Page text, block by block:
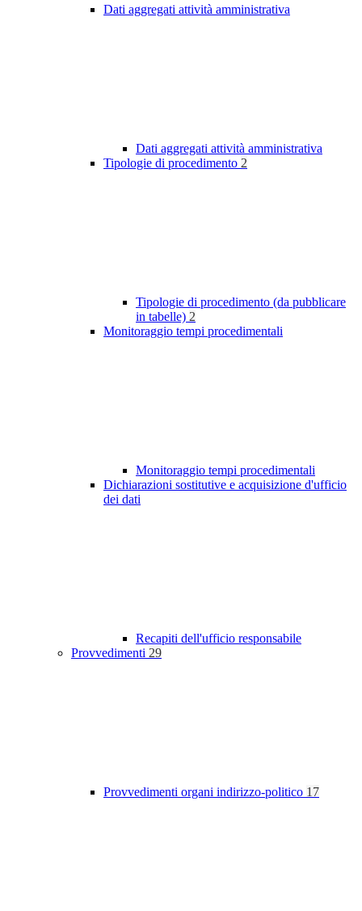
Dati aggregati attività amministrativa
Dati aggregati attività amministrativa
Tipologie di procedimento 2
Tipologie di procedimento (da pubblicare
in tabelle) 2
Monitoraggio tempi procedimentali
Monitoraggio tempi procedimentali
Dichiarazioni sostitutive e acquisizione d'ufficio
dei dati
Recapiti dell'ufficio responsabile
Provvedimenti 29
Provvedimenti organi indirizzo-politico 17